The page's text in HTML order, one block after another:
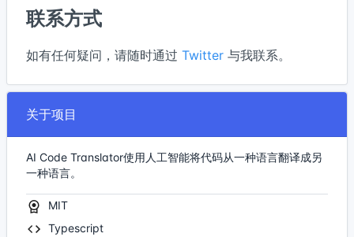
联系方式
如有任何疑问，请随时通过 Twitter 与我联系。
关于项目
AI Code Translator使用人工智能将代码从一种语言翻译成另
一种语言。
MIT
Typescript